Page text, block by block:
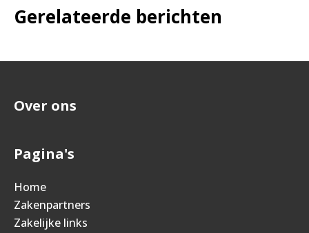
Gerelateerde berichten
Over ons
Pagina's
Home
Zakenpartners
Zakelijke links